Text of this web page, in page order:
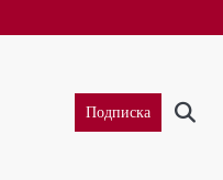
Подписка